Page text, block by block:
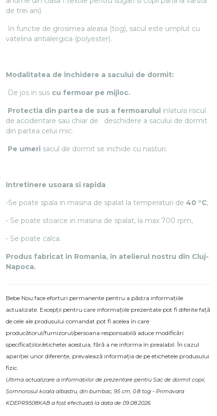
de trei ani).
In functie de grosimea aleasa (tog), sacul este umplut cu
vatelina antialergica (polyester).
Modalitatea de inchidere a sacului de dormit:
De jos in sus cu fermoar pe mijloc.
Protectia din partea de sus a fermoarului inlatura riscul
de accidentare sau chiar de deschidere a sacului de dormit
din partea celui mic.
Pe umeri sacul de dormit se inchide cu nasturi.
Intretinere usoara si rapida
-Se poate spala in masina de spalat la temperaturi de 40 °C,
- Se poate stoarce in masina de spalat, la max 700 rpm,
- Se poate calca.
Produs fabricat in Romania, în atelierul nostru din Cluj-
Napoca.
Bebe Nou face eforturi permanente pentru a păstra informațiile
actualizate. Excepții pentru care informațiile prezentate pot fi diferite față
de cele ale produsului comandat pot fi acelea în care
producătorul/furnizorul/persoana responsabilă aduce modificări
specificațiilor/etichetei acestuia, fără a ne informa în prealabil. În cazul
apariției unor diferențe, prevalează informația de pe etichetele produsului
fizic.
Ultima actualizare a informațiilor de prezentare pentru Sac de dormit copii,
Somnorosul koala albastru, din bumbac, 95 cm, 0.8 tog - Primavara
KDEPR9508KAB a fost efectuată la data de 09.08.2026